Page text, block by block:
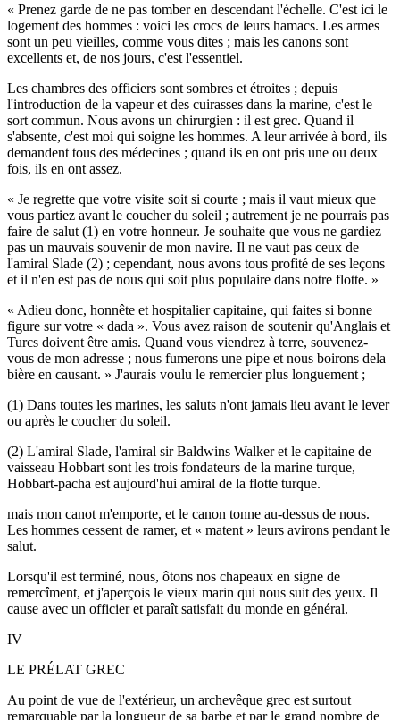
« Prenez garde de ne pas tomber en descendant l'échelle. C'est ici le
logement des hommes : voici les crocs de leurs hamacs. Les armes
sont un peu vieilles, comme vous dites ; mais les canons sont
excellents et, de nos jours, c'est l'essentiel.
Les chambres des officiers sont sombres et étroites ; depuis
l'introduction de la vapeur et des cuirasses dans la marine, c'est le
sort commun. Nous avons un chirurgien : il est grec. Quand il
s'absente, c'est moi qui soigne les hommes. A leur arrivée à bord, ils
demandent tous des médecines ; quand ils en ont pris une ou deux
fois, ils en ont assez.
« Je regrette que votre visite soit si courte ; mais il vaut mieux que
vous partiez avant le coucher du soleil ; autrement je ne pourrais pas
faire de salut (1) en votre honneur. Je souhaite que vous ne gardiez
pas un mauvais souvenir de mon navire. Il ne vaut pas ceux de
l'amiral Slade (2) ; cependant, nous avons tous profité de ses leçons
et il n'en est pas de nous qui soit plus populaire dans notre flotte. »
« Adieu donc, honnête et hospitalier capitaine, qui faites si bonne
figure sur votre « dada ». Vous avez raison de soutenir qu'Anglais et
Turcs doivent être amis. Quand vous viendrez à terre, souvenez-
vous de mon adresse ; nous fumerons une pipe et nous boirons dela
bière en causant. » J'aurais voulu le remercier plus longuement ;
(1) Dans toutes les marines, les saluts n'ont jamais lieu avant le lever
ou après le coucher du soleil.
(2) L'amiral Slade, l'amiral sir Baldwins Walker et le capitaine de
vaisseau Hobbart sont les trois fondateurs de la marine turque,
Hobbart-pacha est aujourd'hui amiral de la flotte turque.
mais mon canot m'emporte, et le canon tonne au-dessus de nous.
Les hommes cessent de ramer, et « matent » leurs avirons pendant le
salut.
Lorsqu'il est terminé, nous, ôtons nos chapeaux en signe de
remercîment, et j'aperçois le vieux marin qui nous suit des yeux. Il
cause avec un officier et paraît satisfait du monde en général.
IV
LE PRÉLAT GREC
Au point de vue de l'extérieur, un archevêque grec est surtout
remarquable par la longueur de sa barbe et par le grand nombre de